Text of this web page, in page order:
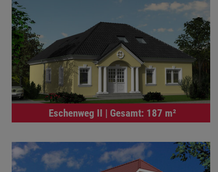
Eschenweg II | Gesamt: 187 m²